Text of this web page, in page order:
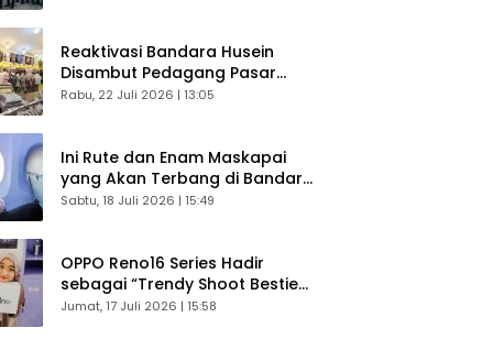
Reaktivasi Bandara Husein
Disambut Pedagang Pasar
Baru, Diyakini Bangkitkan
Rabu, 22 Juli 2026 | 13:05
Ini Rute dan Enam Maskapai
yang Akan Terbang di Bandara
Husein Sastranegara
Sabtu, 18 Juli 2026 | 15:49
OPPO Reno16 Series Hadir
sebagai “Trendy Shoot Bestie”,
Bikin Konten Kreator Makin
Jumat, 17 Juli 2026 | 15:58